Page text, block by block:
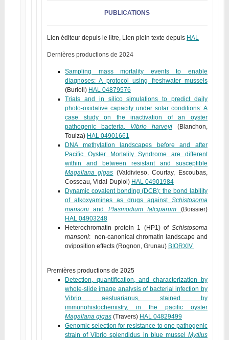
PUBLICATIONS
Lien éditeur depuis le litre, Lien plein texte depuis HAL
Dernières productions de 2024
Sampling mass mortality events to enable
diagnoses: A protocol using freshwater mussels
(Burioli) HAL 04879576
Trials and in silico simulations to predict daily
photo-oxidative capacity under solar conditions: A
case study on the inactivation of an oyster
pathogenic bacteria, Vibrio harveyi(Blanchon,
Toulza) HAL 04901661
DNA methylation landscapes before and after
Pacific Oyster Mortality Syndrome are different
within and between resistant and susceptible
Magallana gigas (Valdivieso, Courtay, Escoubas,
Cosseau, Vidal-Dupiol) HAL 04901984
Dynamic covalent bonding (DCB): the bond lability
of alkoxyamines as drugs against Schistosoma
mansoniand Plasmodium falciparum (Boissier)
HAL 04903248
Heterochromatin protein 1 (HP1) of Schistosoma
mansoni: non-canonical chromatin landscape and
oviposition effects (Rognon, Grunau) BIORXIV
Premières productions de 2025
Detection, quantification, and characterization by
whole-slide image analysis of bacterial infection by
Vibrio aestuarianus, stained by
immunohistochemistry, in the pacific oyster
Magallana gigas(Travers) HAL 04829499
Genomic selection for resistance to one pathogenic
strain of Vibrio splendidus in blue mussel Mytilus